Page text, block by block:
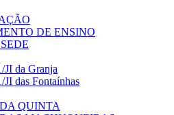
DE ENSINO
JI da Granja
JI das Fontaínhas
QUINTA